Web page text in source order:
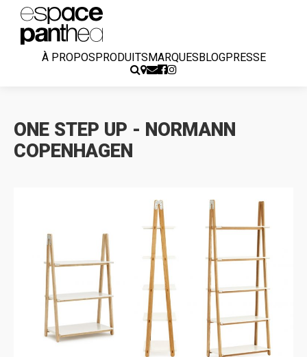
À PROPOSPRODUITSMARQUESBLOGPRESSE
ONE STEP UP - NORMANN
COPENHAGEN